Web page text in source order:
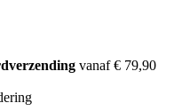
vanaf € 79,90